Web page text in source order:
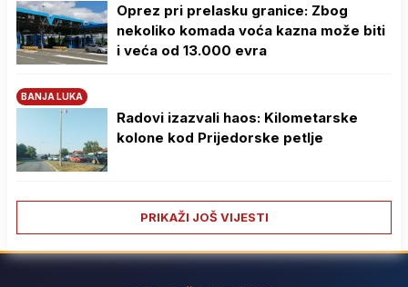
Oprez pri prelasku granice: Zbog
nekoliko komada voća kazna može biti
i veća od 13.000 evra
BANJA LUKA
Radovi izazvali haos: Kilometarske
kolone kod Prijedorske petlje
PRIKAŽI JOŠ VIJESTI